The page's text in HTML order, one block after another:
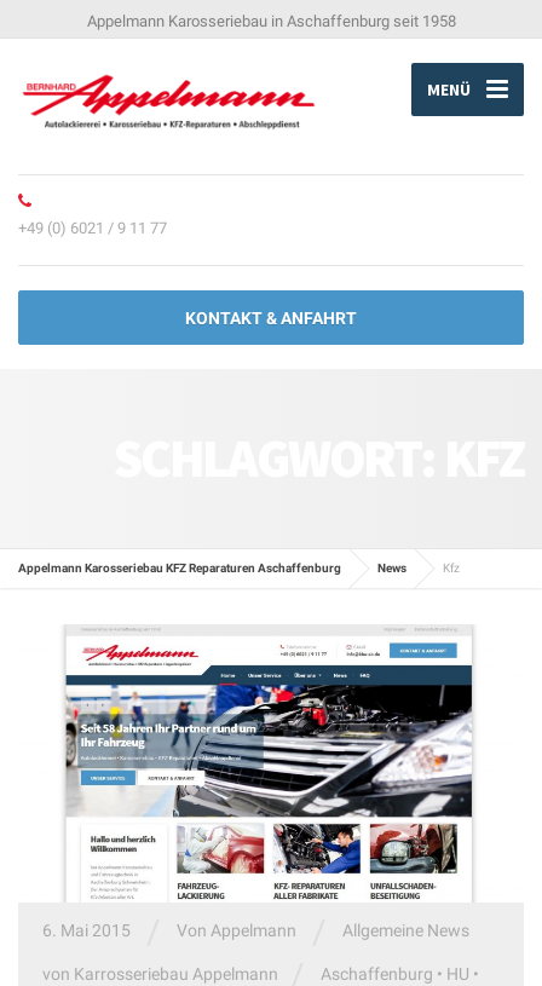
Appelmann Karosseriebau in Aschaffenburg seit 1958
MENÜ
+49 (0) 6021 / 9 11 77
KONTAKT & ANFAHRT
Appelmann Karosseriebau KFZ Reparaturen Aschaffenburg News Kfz
6. Mai 2015 Von Appelmann Allgemeine News
von Karrosseriebau Appelmann Aschaffenburg • HU •